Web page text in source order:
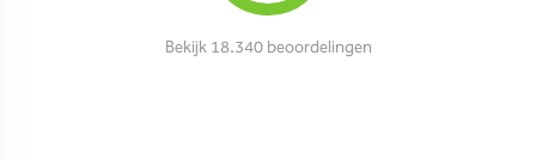
Bekijk 18.340 beoordelingen